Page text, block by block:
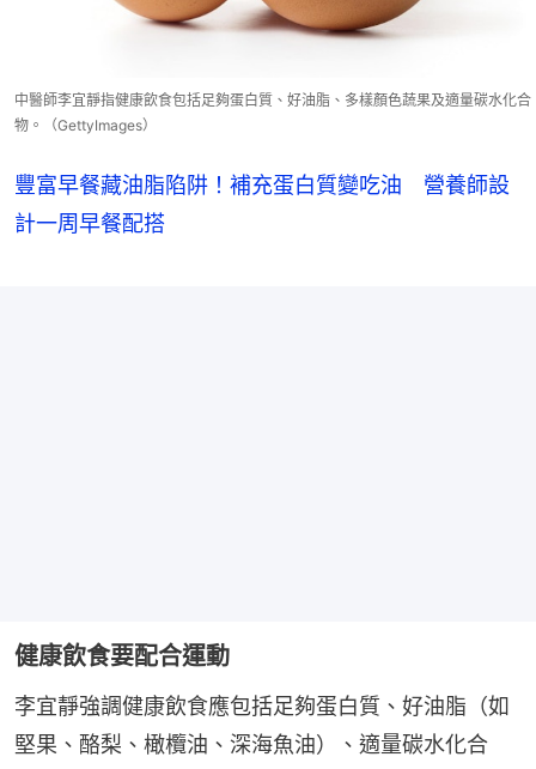
中醫師李宜靜指健康飲食包括足夠蛋白質、好油脂、多樣顏色蔬果及適量碳水化合
物。（GettyImages）
豐富早餐藏油脂陷阱！補充蛋白質變吃油 營養師設
計一周早餐配搭
健康飲食要配合運動
李宜靜強調健康飲食應包括足夠蛋白質、好油脂（如
堅果、酪梨、橄欖油、深海魚油）、適量碳水化合